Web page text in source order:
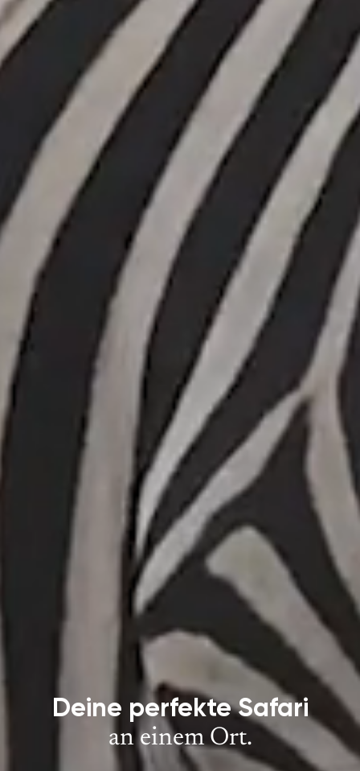
Deine perfekteSafari
an einem Ort.